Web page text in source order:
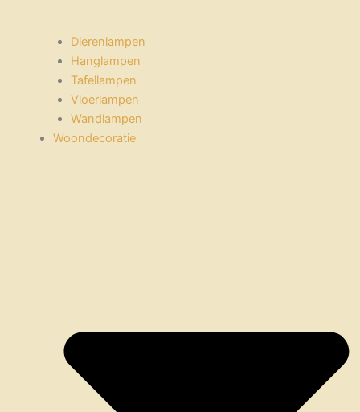
Dierenlampen
Hanglampen
Tafellampen
Vloerlampen
Wandlampen
Woondecoratie